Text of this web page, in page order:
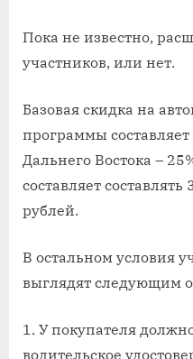
Пока не известно,
участников, или нет.
Базовая скидка на
программы
Дальнего Востока –
составляет
рублей.
В остальном условия
выглядят следующим
У покупателя
водительское